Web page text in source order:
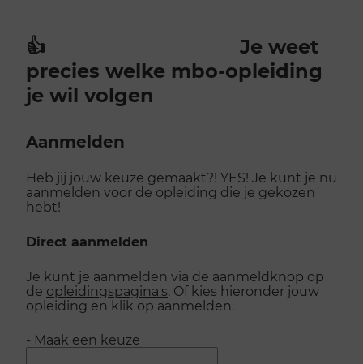
👍
Je weet
precies welke mbo-opleiding
je wil volgen
Aanmelden
Heb jij jouw keuze gemaakt?! YES! Je kunt je nu
aanmelden voor de opleiding die je gekozen
hebt!
Direct aanmelden
Je kunt je aanmelden via de aanmeldknop op
de opleidingspagina's. Of kies hieronder jouw
opleiding en klik op aanmelden.
Opleiding
selector
- Maak een keuze